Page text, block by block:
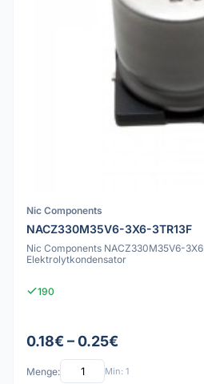
Nic Components
NACZ330M35V6-3X6-3TR13F
Nic Components NACZ330M35V6-
Elektrolytkondensator
190
0.18€ – 0.25€
Menge: Min: 1